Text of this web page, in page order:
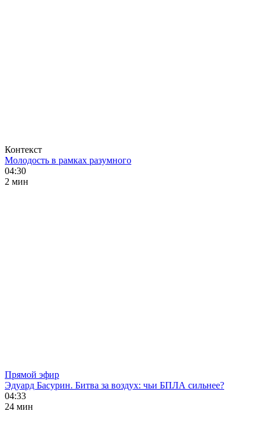
Контекст
Молодость в рамках разумного
04:30
2 мин
Прямой эфир
Эдуард Басурин. Битва за воздух: чьи БПЛА сильнее?
04:33
24 мин